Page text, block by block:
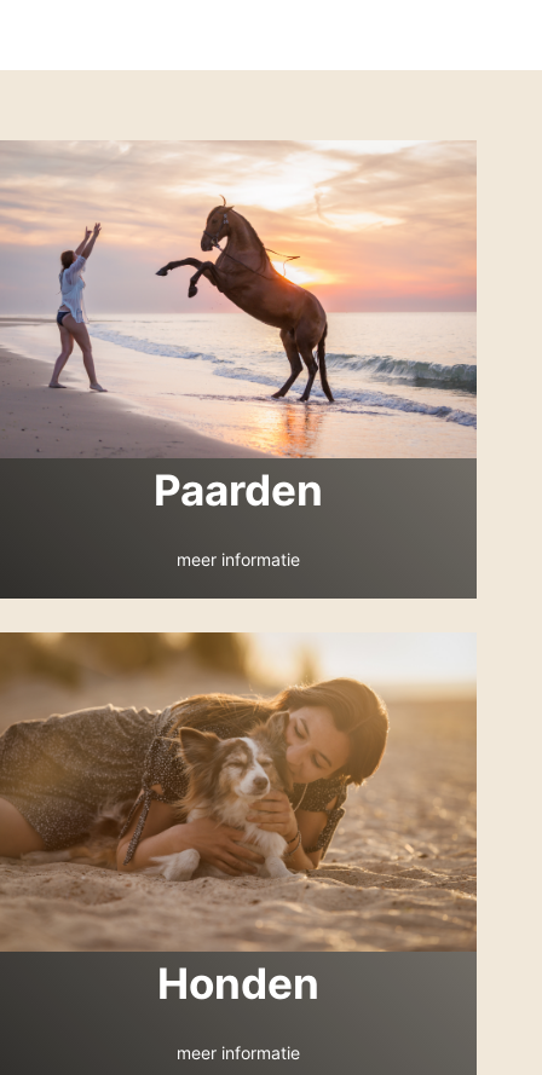
Paarden
meer informatie
Honden
meer informatie